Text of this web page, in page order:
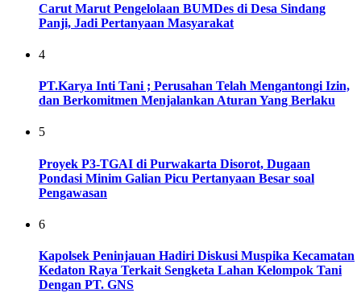
Carut Marut Pengelolaan BUMDes di Desa Sindang
Panji, Jadi Pertanyaan Masyarakat
4
PT.Karya Inti Tani ; Perusahan Telah Mengantongi Izin,
dan Berkomitmen Menjalankan Aturan Yang Berlaku
5
Proyek P3-TGAI di Purwakarta Disorot, Dugaan
Pondasi Minim Galian Picu Pertanyaan Besar soal
Pengawasan
6
Kapolsek Peninjauan Hadiri Diskusi Muspika Kecamatan
Kedaton Raya Terkait Sengketa Lahan Kelompok Tani
Dengan PT. GNS